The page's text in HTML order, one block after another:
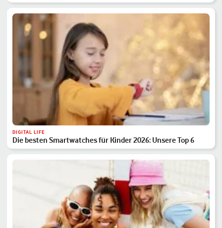
DIGITAL LIFE
Die besten Smartwatches für Kinder 2026: Unsere Top 6